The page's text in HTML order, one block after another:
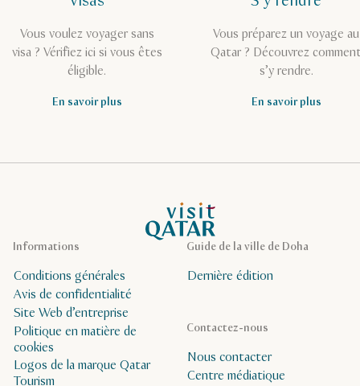
Vous voulez voyager sans
visa ? Vérifiez ici si vous êtes
éligible.
En savoir plus
Vous préparez un voyage au
Qatar ? Découvrez
s’y rendre.
En savoir plus
Page d’accueil de Visit Qatar
Guide de la ville de Doha
Dernière édition
Contactez-nous
Nous contacter
Centre médiatique
Informations
Conditions générales
Avis de confidentialité
Site Web d’entreprise
Politique en matière de
cookies
Logos de la marque Qatar
Tourism